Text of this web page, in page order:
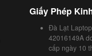
Giấy Phép
Đà Lạt
42016149A
cấp ngày 10